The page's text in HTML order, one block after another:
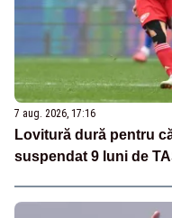
7 aug. 2026, 17:16
Lovitură dură pentru
suspendat 9 luni de